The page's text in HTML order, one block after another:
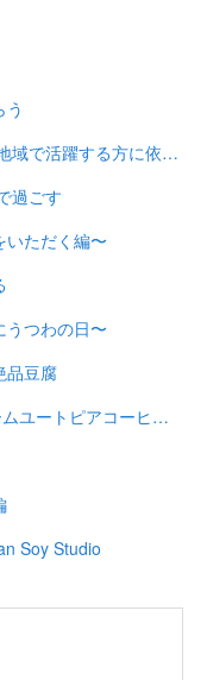
#159 トモタロウ さんの手洗いボウル〜地域で活躍する方に依頼する〜
過ごす
ただく編〜
つわの日〜
品豆腐
#134ここは西湘のユートピア〜サンルームユートピアコーヒー〜
Soy Studio